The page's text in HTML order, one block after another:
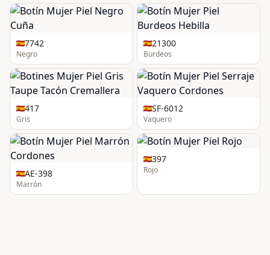
7742
Negro
21300
Burdeos
417
Gris
SF-6012
Vaquero
AE-398
Marrón
397
Rojo